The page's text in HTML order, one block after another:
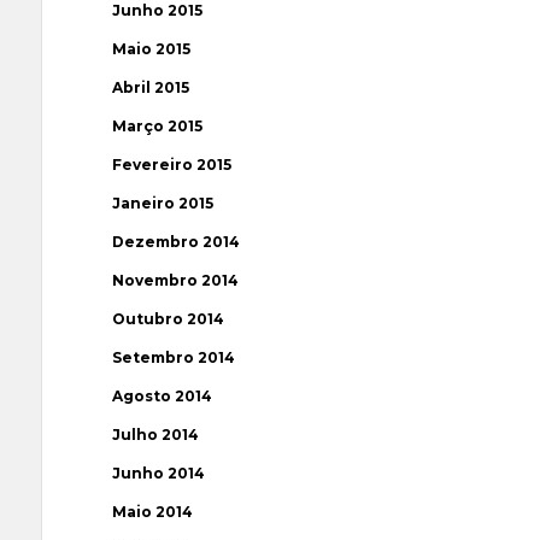
Junho 2015
Maio 2015
Abril 2015
Março 2015
Fevereiro 2015
Janeiro 2015
Dezembro 2014
Novembro 2014
Outubro 2014
Setembro 2014
Agosto 2014
Julho 2014
Junho 2014
Maio 2014